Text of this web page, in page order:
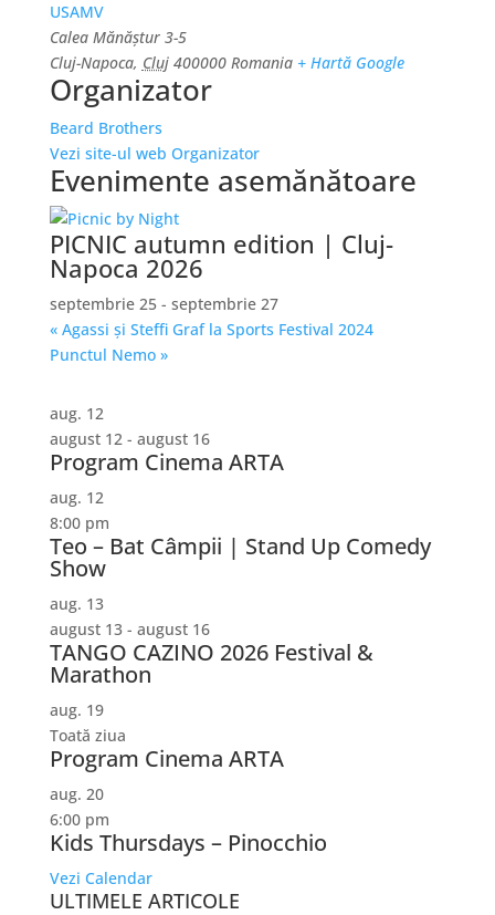
USAMV
Calea Mănăștur 3-5
Cluj-Napoca, Cluj 400000 Romania + Hartă Google
Organizator
Beard Brothers
Vezi site-ul web Organizator
Evenimente asemănătoare
PICNIC autumn edition | Cluj-
Napoca 2026
septembrie 25- septembrie 27
«Agassi și Steffi Graf la Sports Festival 2024
Punctul Nemo »
aug. 12
august 12- august 16
Program Cinema ARTA
aug. 12
8:00 pm
Teo – Bat Câmpii | Stand Up Comedy
Show
aug. 13
august 13- august 16
TANGO CAZINO 2026 Festival &
Marathon
aug. 19
Toată ziua
Program Cinema ARTA
aug. 20
6:00 pm
Kids Thursdays – Pinocchio
Vezi Calendar
ULTIMELE ARTICOLE